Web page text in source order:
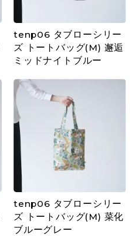
tenp06 タブローシリー
ズ トートバッグ(M) 邂逅
ミッドナイトブルー
tenp06 タブローシリー
ズ トートバッグ(M) 菜化
ブルーグレー